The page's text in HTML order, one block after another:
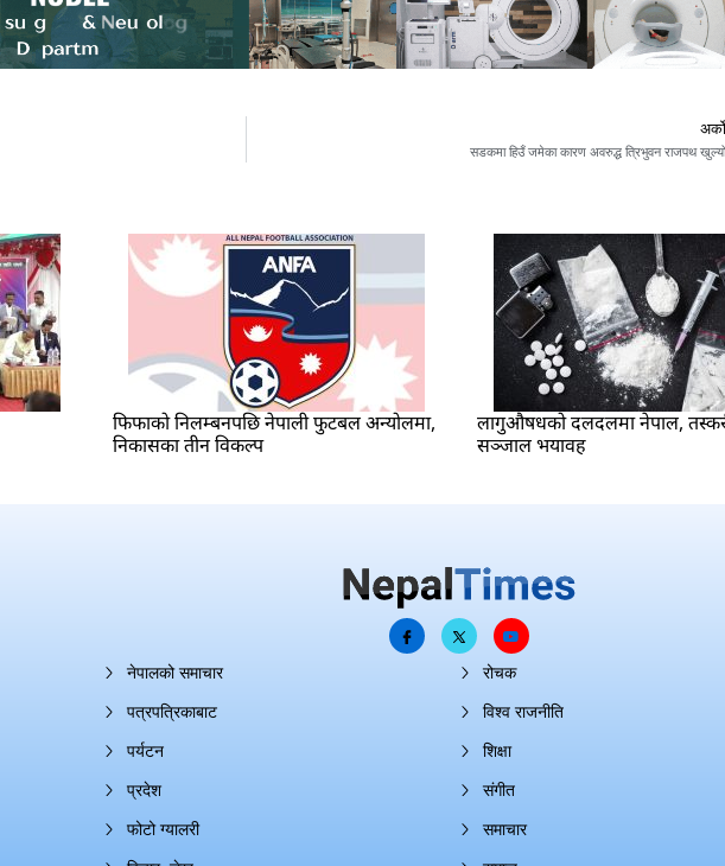
अर्को
सडकमा हिउँ जमेका कारण अवरुद्ध त्रिभुवन राजपथ खुल्यो
फिफाको निलम्बनपछि नेपाली फुटबल अन्योलमा,
निकासका तीन विकल्प
लागुऔषधको दलदलमा नेपाल,
सञ्जाल भयावह
नेपालको समाचार
पत्रपत्रिकाबाट
पर्यटन
प्रदेश
फोटो ग्यालरी
रोचक
विश्व राजनीति
शिक्षा
संगीत
समाचार